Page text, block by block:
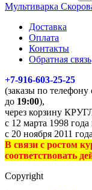
Мультиварка
Доставка
Оплата
Контакты
Обратная связь
+7-916-603-25-25
(заказы по телефону
до 19:00),
через корзину
с 12 марта 1998
с 20 ноября 2011
В связи с ростом
соответствовать
Copyright